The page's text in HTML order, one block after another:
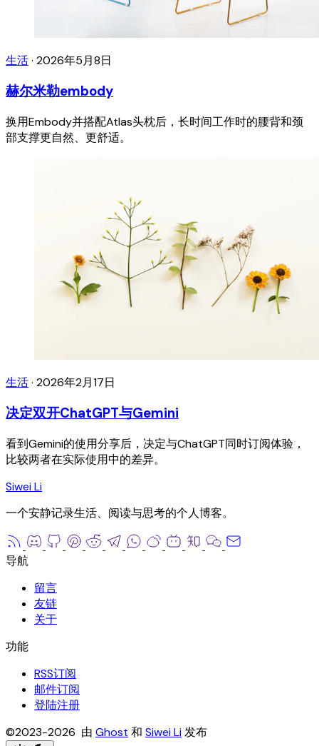
生活· 2026年5月8日
赫尔米勒embody
换用Embody并搭配Atlas头枕后，长时间工作时的腰背和颈
部支撑更自然、更舒适。
生活· 2026年2月17日
决定双开ChatGPT与Gemini
看到Gemini的使用分享后，决定与ChatGPT同时订阅体验，
比较两者在实际使用中的差异。
Siwei Li
一个安静记录生活、阅读与思考的个人博客。
留言
友链
关于
RSS订阅
邮件订阅
登陆注册
©2023-2026 由 Ghost 和 Siwei Li发布